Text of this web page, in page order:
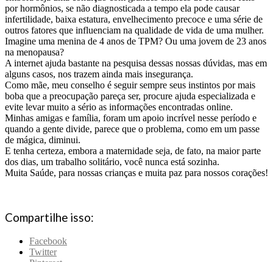
por hormônios, se não diagnosticada a tempo ela pode causar
infertilidade, baixa estatura, envelhecimento precoce e uma série de
outros fatores que influenciam na qualidade de vida de uma mulher.
Imagine uma menina de 4 anos de TPM? Ou uma jovem de 23 anos
na menopausa?
A internet ajuda bastante na pesquisa dessas nossas dúvidas, mas em
alguns casos, nos trazem ainda mais insegurança.
Como mãe, meu conselho é seguir sempre seus instintos por mais
boba que a preocupação pareça ser, procure ajuda especializada e
evite levar muito a sério as informações encontradas online.
Minhas amigas e família, foram um apoio incrível nesse período e
quando a gente divide, parece que o problema, como em um passe
de mágica, diminui.
E tenha certeza, embora a maternidade seja, de fato, na maior parte
dos dias, um trabalho solitário, você nunca está sozinha.
Muita Saúde, para nossas crianças e muita paz para nossos corações!
Compartilhe isso:
Facebook
Twitter